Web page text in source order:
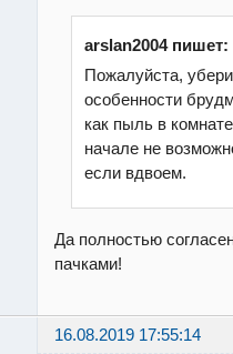
arslan2004 пишет:
Пожалуйста,
особенности
как пыль в
начале не
если вдвоем.
Да полностью
пачками!
16.08.2019 17:55:14